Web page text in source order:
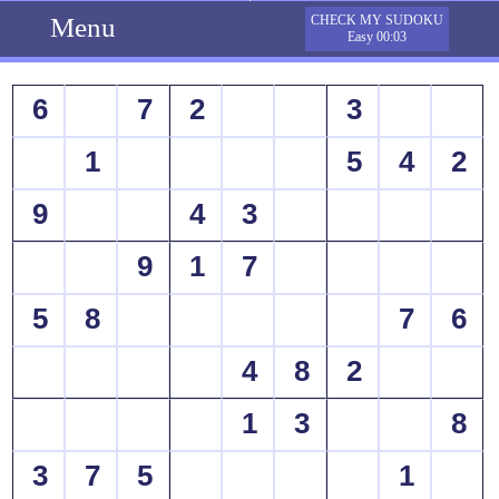
Menu
CHECK MY SUDOKU
Easy 00:03
6 7 2
3
1
5 4
2
9
4
3
9
1
7
5
8 7
6
4
8
2
1
3
8
3
7 5
1